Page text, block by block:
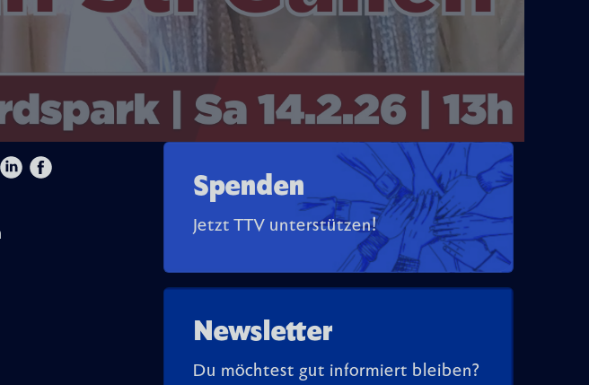
Spenden
Jetzt TTV unterstützen!
Newsletter
Du möchtest gut informiert bleiben?